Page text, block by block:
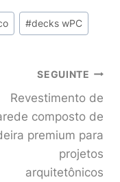
#decks wPC
SEGUINTE
Revestimento de
composto de
premium para
projetos
arquitetônicos